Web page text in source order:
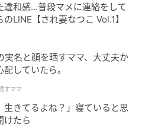
3回必須ね」と宣言したのは
分から「用件だけでいい」
みる
違和感…普段マメに連絡をして
LINE【され妻なつこ Vol.1】
名と顔を晒すママ、大丈夫か
していたら。
すママ
きてるよね？」寝ていると思
けたら